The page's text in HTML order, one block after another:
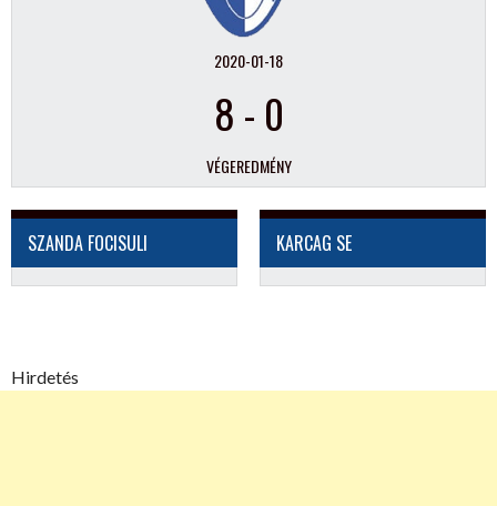
2020-01-18
8 - 0
VÉGEREDMÉNY
SZANDA FOCISULI KARCAG SE
Hirdetés